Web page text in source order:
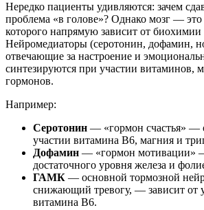
Нередко пациенты удивляются: зачем
проблема «в голове»? Однако мозг — это
которого напрямую зависит от биохимии
Нейромедиаторы (серотонин, дофамин,
отвечающие за настроение и
синтезируются при участии витаминов,
гормонов.
Например:
Серотонин — «гормон счастья» —
участии витамина B6, магния и
Дофамин — «гормон мотивации»
достаточного уровня железа и
ГАМК — основной тормозной
снижающий тревогу, — зависит от
витамина B6.